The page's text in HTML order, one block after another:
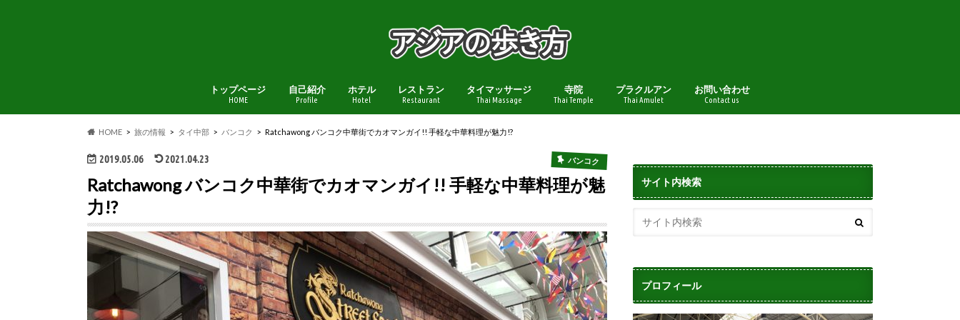
トップページ
HOME
自己紹介
Profile
ホテル
Hotel
レストラン
Restaurant
タイマッサージ
Thai Massage
寺院
Thai Temple
プラクルアン
Thai Amulet
お問い合わせ
Contact us
HOME 旅の情報 タイ中部 バンコク Ratchawong バンコク中華街でカオマンガイ!! 手軽な中華料理が魅力!?
2019.05.06 2021.04.23 バンコク
Ratchawong バンコク中華街でカオマンガイ!! 手軽な中華料理が魅
力!?
サイト内検索
プロフィール